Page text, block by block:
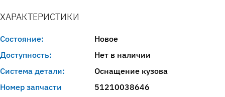
ХАРАКТЕРИСТИКИ
Состояние:
Новое
Доступность:
Нет в наличии
Система детали:
Оснащение кузова
Номер запчасти
51210038646